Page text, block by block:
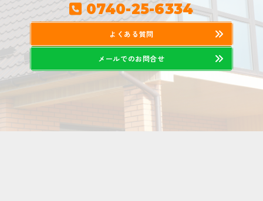
0740-25-6334
よくある質問
メールでのお問合せ